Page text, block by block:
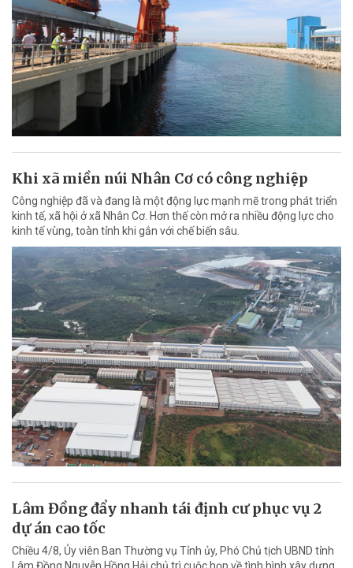
Khi xã miền núi Nhân Cơ có công nghiệp
Công nghiệp đã và đang là một động lực mạnh mẽ trong phát triển
kinh tế, xã hội ở xã Nhân Cơ. Hơn thế còn mở ra nhiều động lực cho
kinh tế vùng, toàn tỉnh khi gắn với chế biến sâu.
Lâm Đồng đẩy nhanh tái định cư phục vụ 2
dự án cao tốc
Chiều 4/8, Ủy viên Ban Thường vụ Tỉnh ủy, Phó Chủ tịch UBND tỉnh